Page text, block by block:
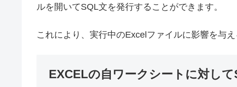
ルを開いてSQL文を発行することができます。
これにより、実行中のExcelファイルに影響を与
EXCELの自ワークシートに対し